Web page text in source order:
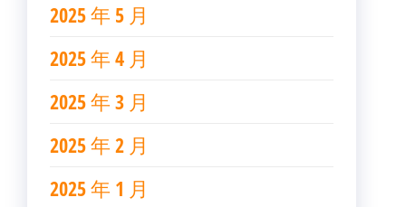
2025 年 5 月
2025 年 4 月
2025 年 3 月
2025 年 2 月
2025 年 1 月